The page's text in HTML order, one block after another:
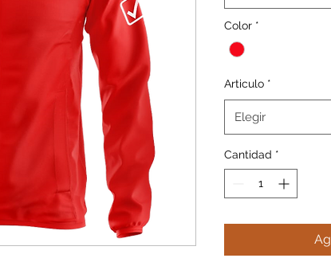
Color *
Articulo *
Elegir
Cantidad *